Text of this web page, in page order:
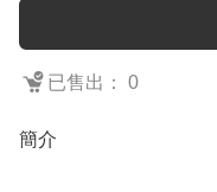
已售出： 0
簡介